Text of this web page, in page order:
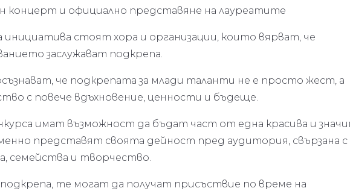
концерт и официално представяне на лауреатите
инициатива стоят хора и организации, които вярват, че
заслужават подкрепа.
че подкрепата за млади таланти не е просто жест, а
с повече вдъхновение, ценности и бъдеще.
имат възможност да бъдат част от една красива и
представят своята дейност пред аудитория, свързана с
семейства и творчество.
те могат да получат присъствие по време на